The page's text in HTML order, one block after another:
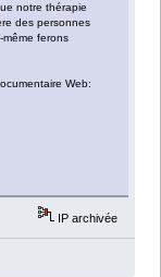
notre thérapie
des personnes
ferons
Web:
IP archivée